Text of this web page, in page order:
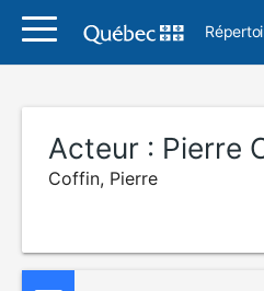
Acteur : Pierre
Coffin, Pierre